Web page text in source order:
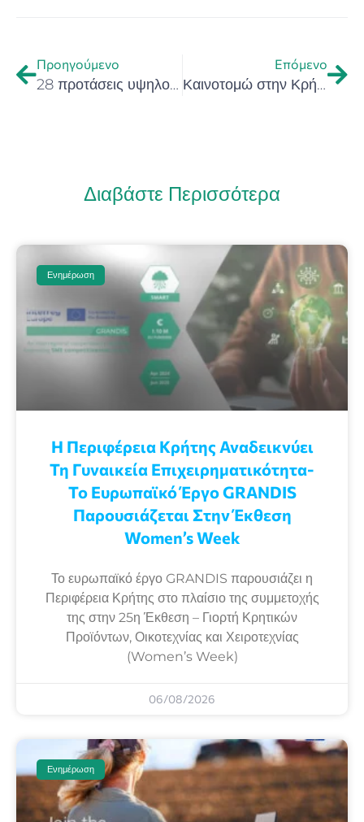
Προηγούμενο
28 προτάσεις υψηλού επιπέδου στον Διαγωνισμό Καινοτομίας για τις ιδέες που διαμορφώνουν το φαρμακείο του αύριο, στο πλαίσιο του 17ου Παγκρήτιου Φαρμακευτικού Συνεδρίου
Επόμενο
Καινοτομώ στην Κρήτη – Υποστήριξη νέων καινοτόμων επιχειρήσεων στην Περιφέρεια Κρήτης (Προ-δημοσίευση Δράσης)
Διαβάστε Περισσότερα
Ενημέρωση
Η Περιφέρεια Κρήτης Αναδεικνύει
Τη Γυναικεία Επιχειρηματικότητα-
Το Ευρωπαϊκό Έργο GRANDIS
Παρουσιάζεται Στην Έκθεση
Women’s Week
Το ευρωπαϊκό έργο GRANDIS παρουσιάζει η
Περιφέρεια Κρήτης στο πλαίσιο της συμμετοχής
της στην 25η Έκθεση – Γιορτή Κρητικών
Προϊόντων, Οικοτεχνίας και Χειροτεχνίας
(Women’s Week)
06/08/2026
Ενημέρωση